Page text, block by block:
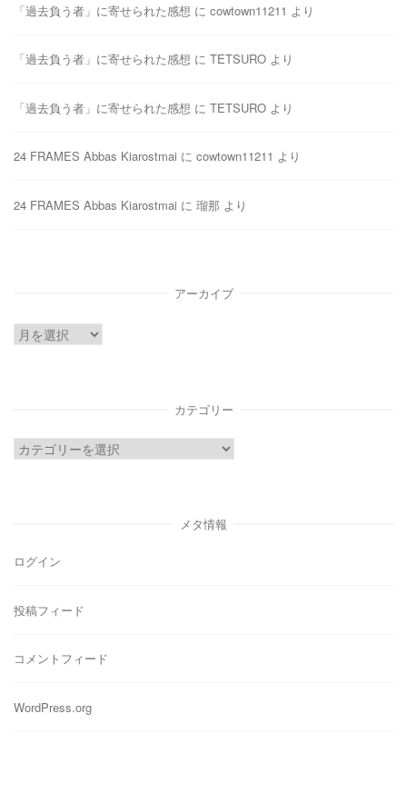
「過去負う者」に寄せられた感想 に cowtown11211 より
「過去負う者」に寄せられた感想 に TETSURO より
「過去負う者」に寄せられた感想 に TETSURO より
24 FRAMES Abbas Kiarostmai に cowtown11211 より
24 FRAMES Abbas Kiarostmai に 瑠那 より
アーカイブ
ア
カテゴリー
カ
メタ情報
ログイン
投稿フィード
コメントフィード
WordPress.org